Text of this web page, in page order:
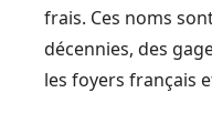
frais. Ces noms
décennies, des
les foyers français